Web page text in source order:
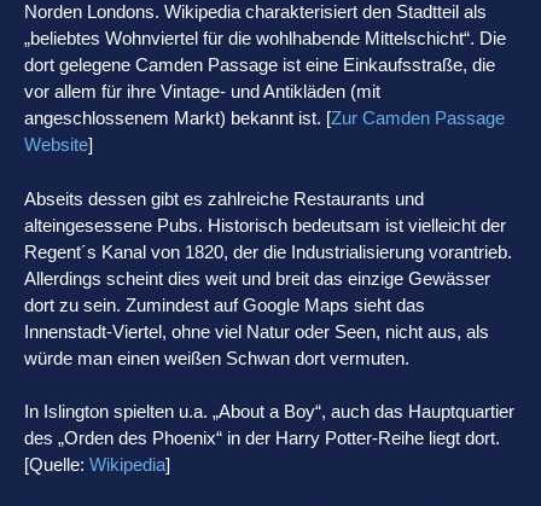
Norden Londons. Wikipedia charakterisiert den Stadtteil als
„beliebtes Wohnviertel für die wohlhabende Mittelschicht“. Die
dort gelegene Camden Passage ist eine Einkaufsstraße, die
vor allem für ihre Vintage- und Antikläden (mit
angeschlossenem Markt) bekannt ist. [Zur Camden Passage
Website]
Abseits dessen gibt es zahlreiche Restaurants und
alteingesessene Pubs. Historisch bedeutsam ist vielleicht der
Regent´s Kanal von 1820, der die Industrialisierung vorantrieb.
Allerdings scheint dies weit und breit das einzige Gewässer
dort zu sein. Zumindest auf Google Maps sieht das
Innenstadt-Viertel, ohne viel Natur oder Seen, nicht aus, als
würde man einen weißen Schwan dort vermuten.
In Islington spielten u.a. „About a Boy“, auch das Hauptquartier
des „Orden des Phoenix“ in der Harry Potter-Reihe liegt dort.
[Quelle: Wikipedia]